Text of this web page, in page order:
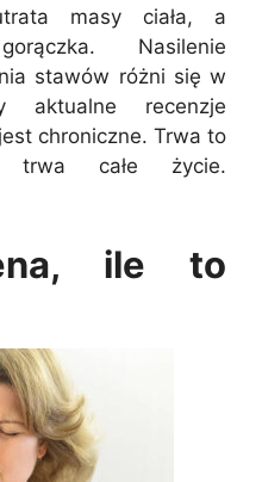
masy ciała, a
Nasilenie
stawów różni się w
aktualne recenzje
chroniczne. Trwa to
całe życie.
ile to